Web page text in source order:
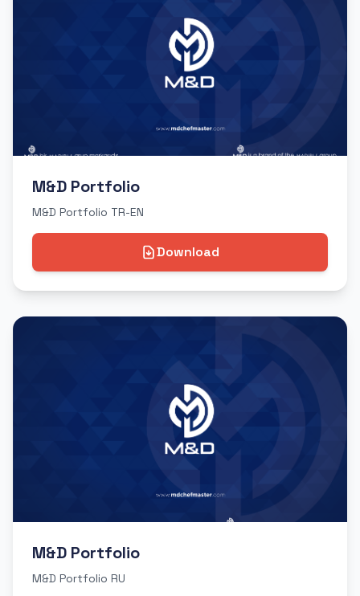
M&D Portfolio
M&D Portfolio TR-EN
Download
M&D Portfolio
M&D Portfolio RU